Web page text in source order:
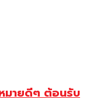
มายดีๆ ต้อนรับ